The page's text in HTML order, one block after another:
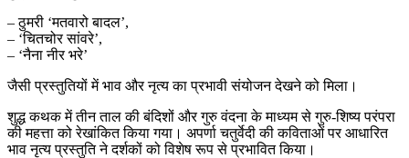
– ठुमरी ‘मतवारो बादल’,
– ‘चितचोर सांवरे’,
– ‘नैना नीर भरे’
जैसी प्रस्तुतियों में भाव और नृत्य का प्रभावी संयोजन देखने को मिला।
शुद्ध कथक में तीन ताल की बंदिशों और गुरु वंदना के माध्यम से गुरु-शिष्य परंपरा
की महत्ता को रेखांकित किया गया। अपर्णा चतुर्वेदी की कविताओं पर आधारित
भाव नृत्य प्रस्तुति ने दर्शकों को विशेष रूप से प्रभावित किया।